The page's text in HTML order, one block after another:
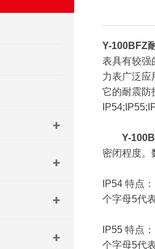
Y-100BFZ
表具有较强
力表广泛应
它的耐震防
Y-
密闭程度。
IP54 特点
个字母5代
IP55 特点
个字母5代